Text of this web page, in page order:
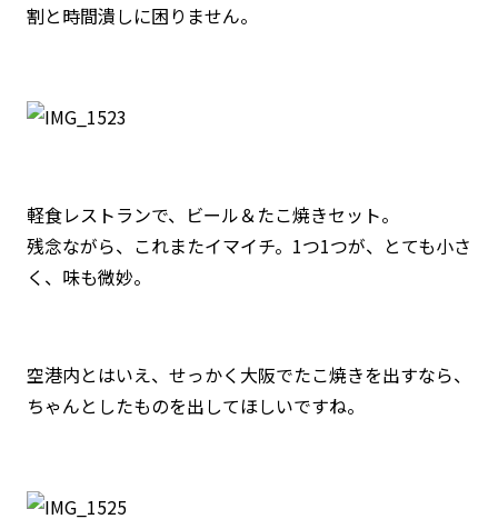
割と時間潰しに困りません。
軽食レストランで、ビール＆たこ焼きセット。
残念ながら、これまたイマイチ。1つ1つが、とても小さ
く、味も微妙。
空港内とはいえ、せっかく大阪でたこ焼きを出すなら、
ちゃんとしたものを出してほしいですね。